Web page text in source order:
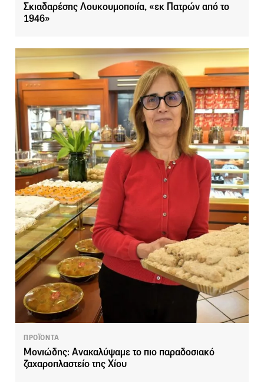
Σκιαδαρέσης Λουκουμοποιία, «εκ Πατρών από το
1946»
ΠΡΟΪΟΝΤΑ
Μονιώδης: Ανακαλύψαμε το πιο παραδοσιακό
ζαχαροπλαστείο της Χίου